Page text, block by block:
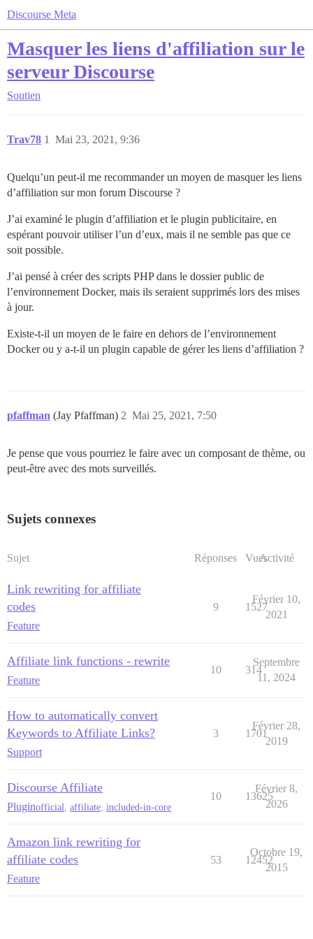
Discourse Meta
Masquer les liens d'affiliation sur le
serveur Discourse
Soutien
Trav78 Mai 23, 2021, 9:36
1
Quelqu’un peut-il me recommander un moyen de masquer les liens
d’affiliation sur mon forum Discourse ?
J’ai examiné le plugin d’affiliation et le plugin publicitaire, en
espérant pouvoir utiliser l’un d’eux, mais il ne semble pas que ce
soit possible.
J’ai pensé à créer des scripts PHP dans le dossier public de
l’environnement Docker, mais ils seraient supprimés lors des mises
à jour.
Existe-t-il un moyen de le faire en dehors de l’environnement
Docker ou y a-t-il un plugin capable de gérer les liens d’affiliation ?
pfaffman (Jay Pfaffman) Mai 25, 2021, 7:50
2
Je pense que vous pourriez le faire avec un composant de thème, ou
peut-être avec des mots surveillés.
Sujets connexes
Sujet Réponses VuesActivité
Link rewriting for affiliate
codes
Feature
9 1527
Février 10,
2021
Affiliate link functions - rewrite
Feature
10 314
Septembre
11, 2024
How to automatically convert
Keywords to Affiliate Links?
Support
3 1701
Février 28,
2019
Discourse Affiliate
Pluginofficial affiliate included-in-core
10 13625
Février 8,
2026
Amazon link rewriting for
affiliate codes
Feature
53 12452
Octobre 19,
2015